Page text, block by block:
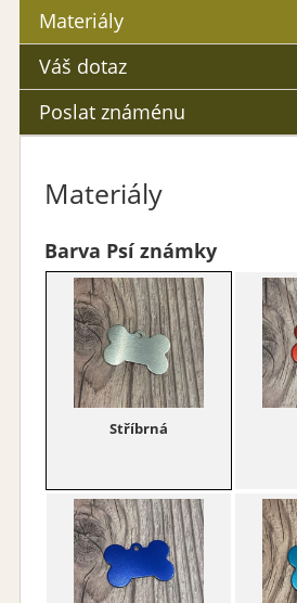
Materiály
Váš dotaz
Poslat známénu
Materiály
Barva Psí známky
Stříbrná